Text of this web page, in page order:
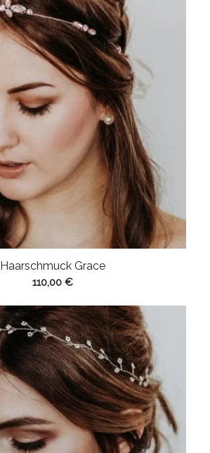
190,00 € 80,00 €.
Haarschmuck Grace
110,00 €